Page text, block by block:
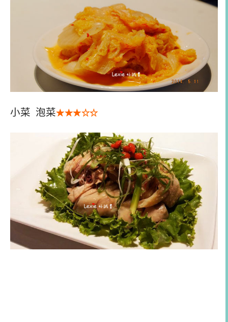
小菜 泡菜★★★☆☆